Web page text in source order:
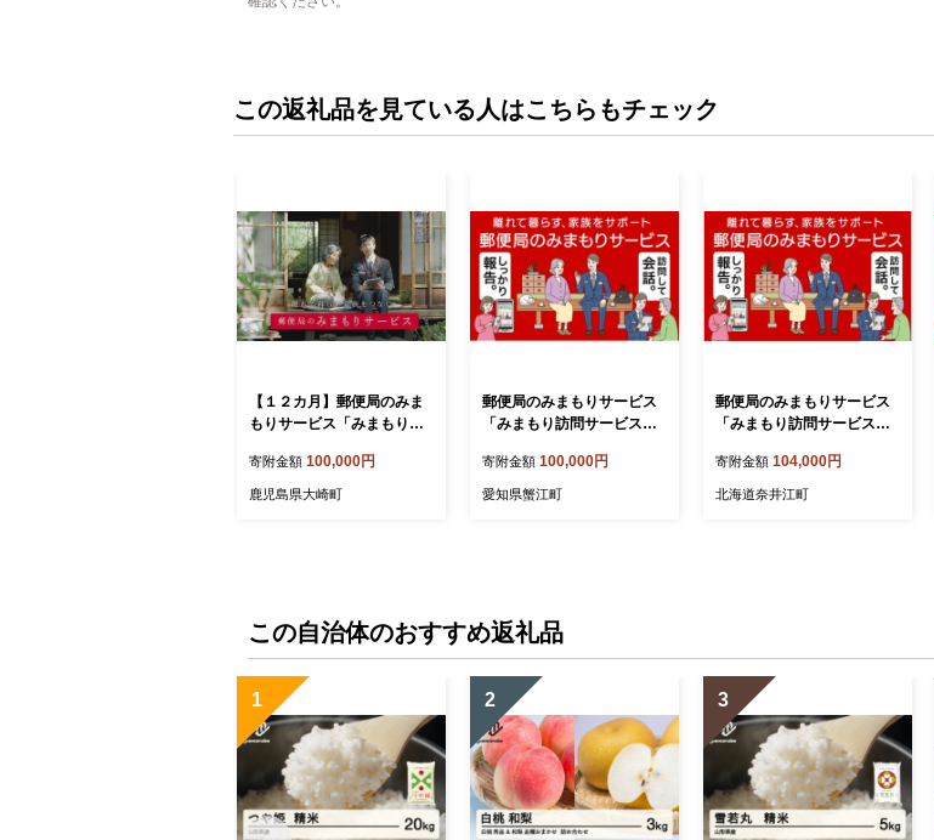
この返礼品を見ている人はこちらもチェック
【１２カ月】郵便局のみま
もりサービス「みまもり訪
寄附金額 100,000円
鹿児島県大崎町
郵便局のみまもりサービス
「みまもり訪問サービス」
寄附金額 100,000円
愛知県蟹江町
郵便局のみまもりサービス
「みまもり訪問サービス」
寄附金額 104,000円
北海道奈井江町
この自治体のおすすめ返礼品
1 2 3